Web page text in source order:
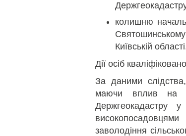
колишню
Київській
Дії осіб
За даними
маючи вплив на
Держгеокадастру
заволодіння